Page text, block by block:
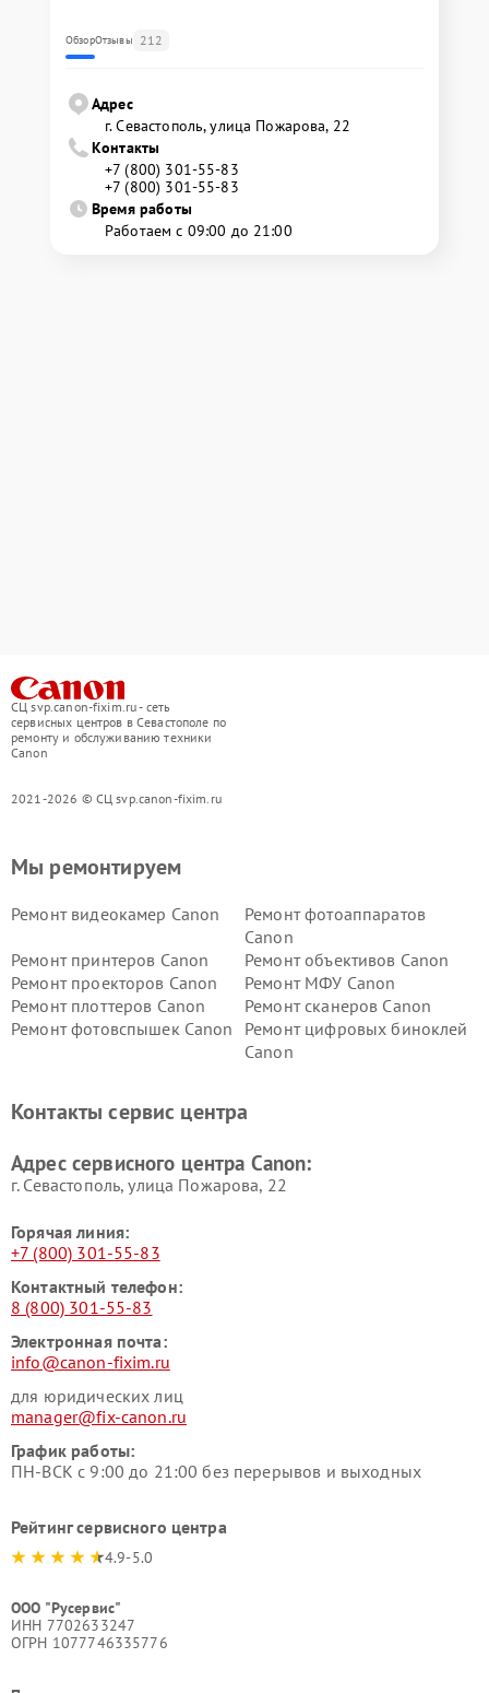
ОбзорОтзывы 212
Адрес
г. Севастополь, улица Пожарова, 22
Контакты
+7 (800) 301-55-83
+7 (800) 301-55-83
Время работы
Работаем с 09:00 до 21:00
СЦ svp.canon-fixim.ru - сеть
сервисных центров в Севастополе по
ремонту и обслуживанию техники
Canon
2021-2026 © СЦ svp.canon-fixim.ru
Мы ремонтируем
Ремонт видеокамер Canon
Ремонт фотоаппаратов
Canon
Ремонт принтеров Canon
Ремонт объективов Canon
Ремонт проекторов Canon
Ремонт МФУ Canon
Ремонт плоттеров Canon
Ремонт сканеров Canon
Ремонт фотовспышек Canon
Ремонт цифровых биноклей
Canon
Контакты сервис центра
Адрес сервисного центра Canon:
г. Севастополь, улица Пожарова, 22
Горячая линия:
+7 (800) 301-55-83
Контактный телефон:
8 (800) 301-55-83
Электронная почта:
info@canon-fixim.ru
для юридических лиц
manager@fix-canon.ru
График работы:
ПН-ВСК с 9:00 до 21:00 без перерывов и выходных
Рейтинг сервисного центра
4.9-5.0
ООО "Русервис"
ИНН 7702633247
ОГРН 1077746335776